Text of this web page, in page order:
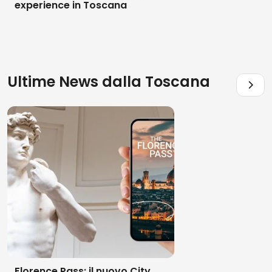
experience in Toscana
Ultime News dalla Toscana